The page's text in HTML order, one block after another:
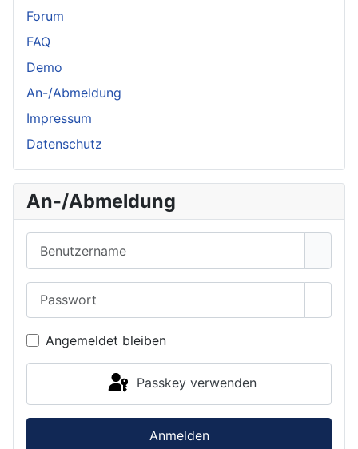
Forum
FAQ
Demo
An-/Abmeldung
Impressum
Datenschutz
An-/Abmeldung
Angemeldet bleiben
Passkey verwenden
Anmelden